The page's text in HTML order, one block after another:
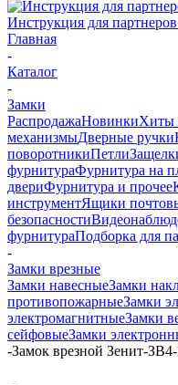
Инструкция для
Главная
-
Каталог
-
Замки
РаспродажаНовинкиХиты
механизмыДверные ручки
поворотникиПетли
фурнитураФурнитура на
двериФурнитура и прочее
инструментЯщики
безопасности
фурнитураПодборка для
-
Замки врезные
Замки навесныеЗамки
противопожарныеЗамки
электромагнитныеЗамки
сейфовыеЗамки
-Замок врезной Зенит-